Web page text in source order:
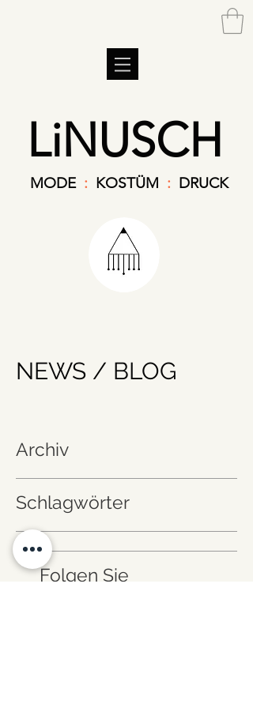
LiNUSCH
MODE : KOSTÜM : DRUCK
NEWS / BLOG
Archiv
Schlagwörter
Folgen Sie